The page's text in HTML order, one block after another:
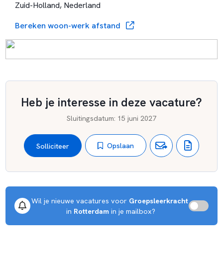
Zuid-Holland, Nederland
Bereken woon-werk afstand
Heb je interesse in deze vacature?
Sluitingsdatum: 15 juni 2027
Solliciteer Opslaan
Wil je nieuwe vacatures voor Groepsleerkracht
in Rotterdam in je mailbox?